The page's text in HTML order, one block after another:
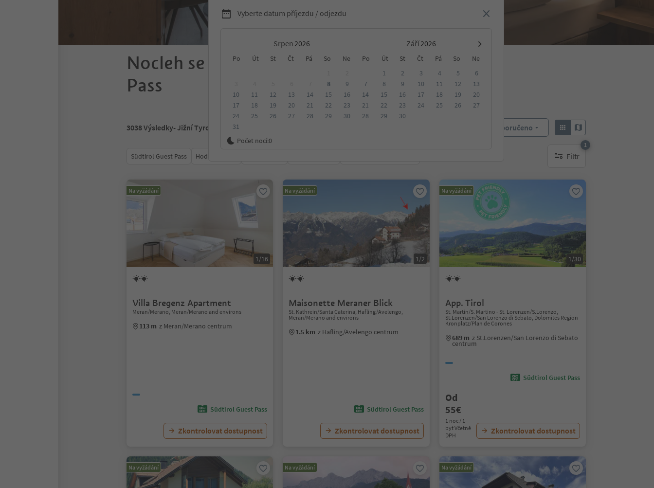
Vyberte datum příjezdu / odjezdu
Srpen Září
Po Út St Čt Pá So Ne Po Út St Čt Pá So
Ne
8
9
10
11 12 13 14 15
16
17
18 19 20 21 22
23
24
25 26 27 28 29
30
31
1 2 3 4 5
6
7
8 9 10 11 12
13
14
15 16 17 18 19
20
21
22 23 24 25 26
27
28
29 30
Počet nocí:0
Nocleh se snídaní s Südtirol Guest
Pass
3038Výsledky- Jižní Tyrolsko Doporučeno
Südtirol Guest Pass Hodnocení Filtr
1
1 aktywny filtr
Na vyžádání
1/16
Villa Bregenz Apartment
Meran/Merano, Meran/Merano and environs
113 m z Meran/Merano centrum
Südtirol Guest Pass
Zkontrolovat dostupnost
Na vyžádání
1/2
Maisonette Meraner Blick
St. Kathrein/Santa Caterina, Hafling/Avelengo,
Meran/Merano and environs
1.5 km z Hafling/Avelengo centrum
Südtirol Guest Pass
Zkontrolovat dostupnost
Na vyžádání
1/30
App. Tirol
St. Martin/S. Martino - St. Lorenzen/S.Lorenzo,
St.Lorenzen/San Lorenzo di Sebato, Dolomites Region
Kronplatz/Plan de Corones
689 m z St.Lorenzen/San Lorenzo di Sebato
centrum
Südtirol Guest Pass
Od
55€
1 noc / 1
byt Včetně
DPH
Zkontrolovat dostupnost
Na vyžádání Na vyžádání Na vyžádání